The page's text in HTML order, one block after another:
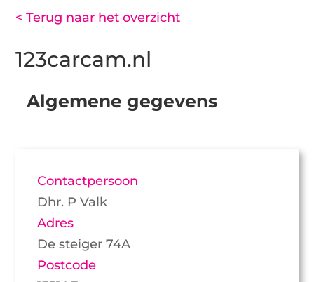
< Terug naar het overzicht
123carcam.nl
Algemene gegevens
Contactpersoon
Dhr. P Valk
Adres
De steiger 74A
Postcode